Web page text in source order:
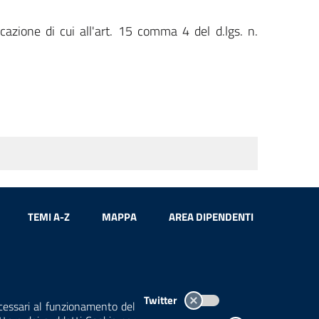
al funzionamento del Twitter
di cui all'art. 15 comma 4 del d.lgs. n.
TEMI A-Z MAPPA AREA DIPENDENTI
13015060158 | CUU-PA: UFCPQZ